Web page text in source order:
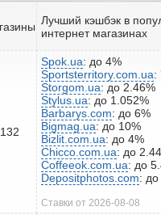
Лучший кэшбэк в
интернет магазинах
132
Spok.ua: до 4%
Sportsterritory.com.ua:
Storgom.ua: до 2.46%
Stylus.ua: до 1.052%
Barbarys.com: до 6%
Bigmag.ua: до 10%
Bizlit.com.ua: до 4%
Chicco.com.ua: до
Coffeeok.com.ua: до
Depositphotos.com:
Ставки от 2026-08-08